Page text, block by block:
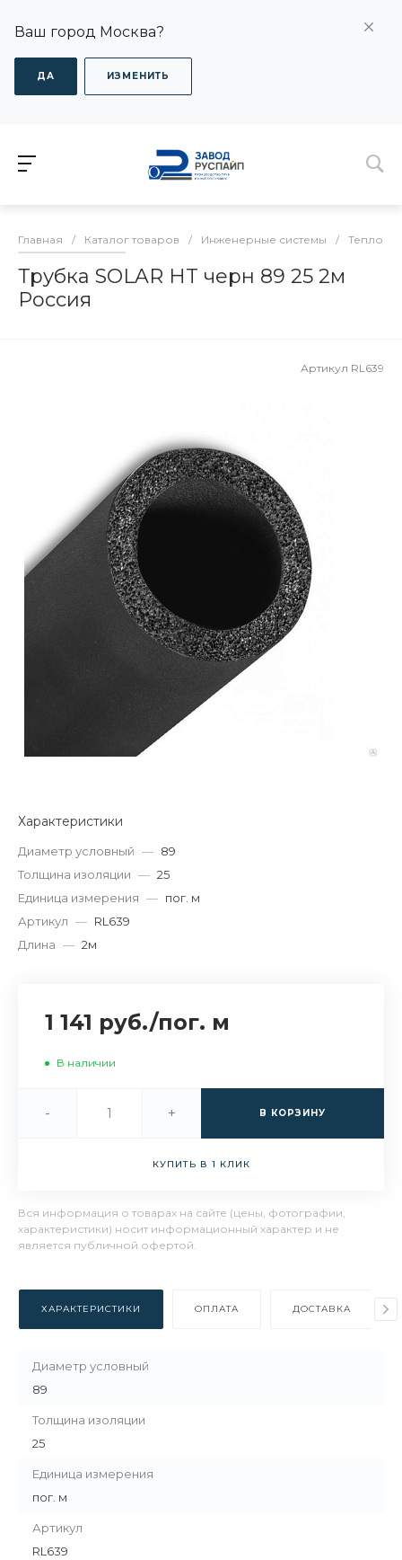
Ваш город Москва?
ДА ИЗМЕНИТЬ
Главная / Каталог товаров / Инженерные системы /
Трубка SOLAR HT черн 89 25 2м
Россия
Артикул RL639
Характеристики
Диаметр условный — 89
Толщина изоляции — 25
Единица измерения — пог. м
Артикул — RL639
Длина — 2м
1 141 руб./пог. м
В наличии
- + В КОРЗИНУ
КУПИТЬ В 1 КЛИК
Вся информация о товарах на сайте (цены, фотографии,
характеристики) носит информационный характер и не
является публичной офертой.
ХАРАКТЕРИСТИКИ ОПЛАТА ДОСТАВКА
Диаметр условный
89
Толщина изоляции
25
Единица измерения
пог. м
Артикул
RL639